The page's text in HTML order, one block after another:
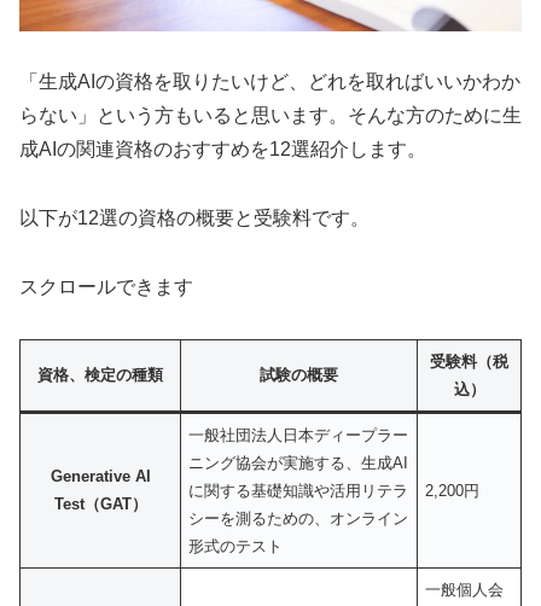
「生成AIの資格を取りたいけど、どれを取ればいいかわか
らない」という方もいると思います。そんな方のために生
成AIの関連資格のおすすめを12選紹介します。
以下が12選の資格の概要と受験料です。
スクロールできます
資格、検定の種類 試験の概要
受験料（税
込）
Generative AI
Test（GAT）
一般社団法人日本ディープラー
ニング協会が実施する、生成AI
に関する基礎知識や活用リテラ
シーを測るための、オンライン
形式のテスト
2,200円
一般個人会